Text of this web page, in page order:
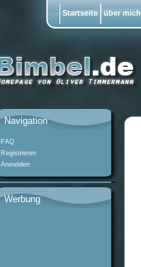
Navigation
FAQ
Registrieren
Anmelden
Werbung
Startseite über mich